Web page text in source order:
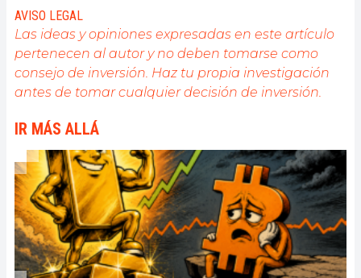
l'engagement de sensibiliser et d'informer le grand
public sur cet écosystème en constante évolution.
Mon objectif est de permettre à chacun de mieux
comprendre la blockchain et de saisir les
opportunités qu'elle offre. Je m'efforce chaque jour
de fournir une analyse objective de l'actualité, de
dernières innovations technologiques et de mettre
en perspective les enjeux économiques et
sociétaux de cette révolution en marche.
AVISO LEGAL
Las ideas y opiniones expresadas en este artículo
pertenecen al autor y no deben tomarse como
consejo de inversión. Haz tu propia investigación
antes de tomar cualquier decisión de inversión.
IR MÁS ALLÁ